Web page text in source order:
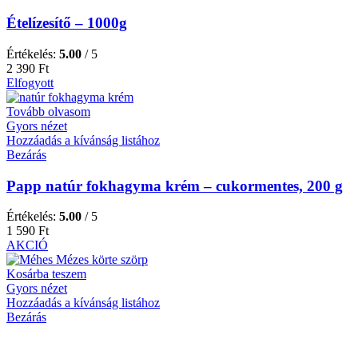
Ételízesítő – 1000g
Értékelés: 5.00 / 5
2 390 Ft
Elfogyott
Tovább olvasom
Gyors nézet
Hozzáadás a kívánság listához
Bezárás
Papp natúr fokhagyma krém – cukormentes, 200 g
Értékelés: 5.00 / 5
1 590 Ft
AKCIÓ
Kosárba teszem
Gyors nézet
Hozzáadás a kívánság listához
Bezárás